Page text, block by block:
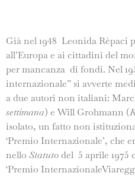
Già nel 1948 Leonida Rèpaci
all’Europa e ai cittadini del
per mancanza di fondi. Nel
internazionale” si avverte
a due autori non italiani:
settimana) e Will Grohmann (
isolato, un fatto non
‘Premio Internazionale’, che
nello Statutodel 5 aprile
‘Premio